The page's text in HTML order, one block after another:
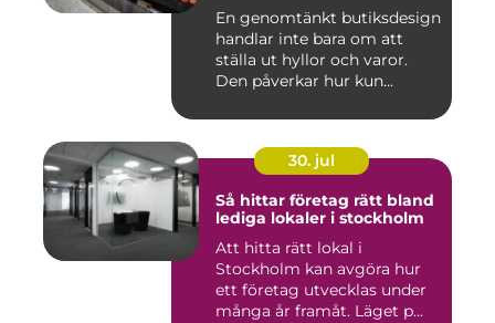
En genomtänkt butiksdesign
handlar inte bara om att
ställa ut hyllor och varor.
Den påverkar hur kun...
30. jul
Så hittar företag rätt bland
lediga lokaler i stockholm
Att hitta rätt lokal i
Stockholm kan avgöra hur
ett företag utvecklas under
många år framåt. Läget p...